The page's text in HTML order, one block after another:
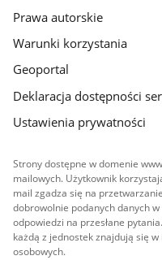
Prawa autorskie
Warunki korzystania
Geoportal
Deklaracja dostępności
Ustawienia prywatności
Strony dostępne w domenie
mailowych. Użytkownik
mail zgadza się na
dobrowolnie podanych danych
odpowiedzi na przesłane
każdą z jednostek znajdują się
osobowych.